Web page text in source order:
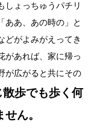
しょっちゅうパチリ
ああ、あの時の」と
どがよみがえってき
があれば、家に帰っ
が広がると共にその
散歩でも歩く何
ん。